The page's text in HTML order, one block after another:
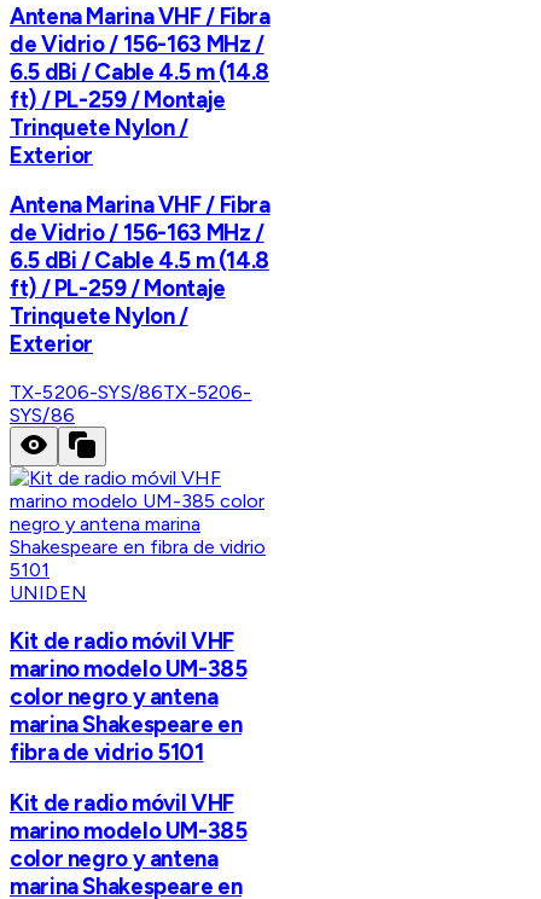
Antena Marina VHF / Fibra
de Vidrio / 156-163 MHz /
6.5 dBi / Cable 4.5 m (14.8
ft) / PL-259 / Montaje
Trinquete Nylon /
Exterior
Antena Marina VHF / Fibra
de Vidrio / 156-163 MHz /
6.5 dBi / Cable 4.5 m (14.8
ft) / PL-259 / Montaje
Trinquete Nylon /
Exterior
TX-5206-SYS/86TX-5206-
SYS/86
UNIDEN
Kit de radio móvil VHF
marino modelo UM-385
color negro y antena
marina Shakespeare en
fibra de vidrio 5101
Kit de radio móvil VHF
marino modelo UM-385
color negro y antena
marina Shakespeare en